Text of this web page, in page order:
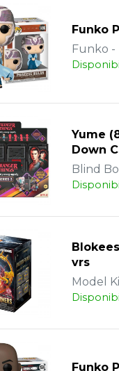
Funko
Funko -
Yume
Down
Blind
vrs
Model
Funko